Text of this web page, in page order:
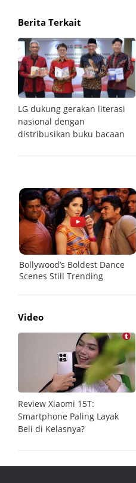
Berita Terkait
LG dukung gerakan literasi
nasional dengan
distribusikan buku bacaan
Video
Review Xiaomi 15T:
Smartphone Paling Layak
Beli di Kelasnya?